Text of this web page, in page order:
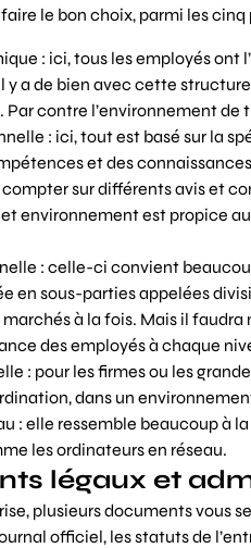
le bon choix, parmi les
: ici, tous les employés ont
y a de bien avec cette
contre l’environnement de
: ici, tout est basé sur la
et des
sur différents avis et
environnement est propice
: celle-ci convient
en sous-parties appelées
à la fois. Mais il
des employés à chaque
: pour les firmes ou les
dans un
: elle ressemble beaucoup à
les ordinateurs en réseau.
légaux et
plusieurs documents vous
officiel, les statuts de